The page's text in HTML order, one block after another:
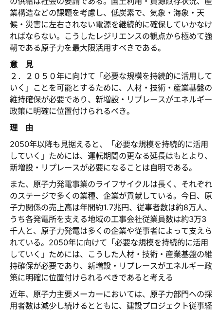
業構造などの課題を考慮し、低炭素で、気象・海象・天
候・災害に左右されない電源を継続的に確保していかなけ
ればならない。こうしたレジリエンスの観点から極めて強
靭である原子力を最大限活用すべきである。
意 見
２．２０５０年に向けて「必要な規模を持続的に活用して
いく」ことを可能とするために、人材・技術・産業基盤の
維持確保が必要であり、新増設・リプレースがエネルギー
政策に明確に位置付けられるべき。
理 由
2050年以降も見据えると、「必要な規模を持続的に活用
していく」ためには、運転期間の更なる延長はもとより、
新増設・リプレースが必要になることは自明である。
また、原子力発電事業のライフサイクルは長く、それぞれ
のステージで多くの業種、企業が貢献している。今日、原
子力関係の売上高は年間約1.7兆円、従事者数は約8万人、
うち各発電所を支える地域の工事会社従業員数は約3万3
千人と、原子力発電は多くの企業や従事者によって支えら
れている。2050年に向けて「必要な規模を持続的に活用
していく」ためには、こうした人材・技術・産業基盤の維
持確保が必要であり、新増設・リプレースがエネルギー政
策に明確に位置付けられるべきであると考える
近年、原子力主要メーカーにおいては、原子力部門への採
用者数は減少し続けるとともに、建設プロジェクト従事経